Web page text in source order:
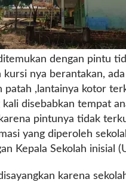
dengan pintu
nya berantakan, ada
patah ,lantainya kotor
kali disebabkan tempat
pintunya tidak
yang diperoleh
Kepala Sekolah inisial
karena